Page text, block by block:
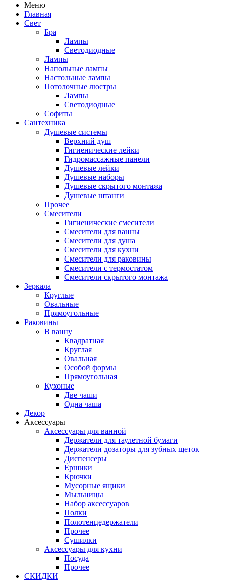
Меню
Главная
Свет
Бра
Лампы
Светодиодные
Лампы
Напольные лампы
Настольные лампы
Потолочные люстры
Лампы
Светодиодные
Софиты
Сантехника
Душевые системы
Верхний душ
Гигиенические лейки
Гидромассажные панели
Душевые лейки
Душевые наборы
Душевые скрытого монтажа
Душевые штанги
Прочее
Смесители
Гигиенические смесители
Смесители для ванны
Смесители для душа
Смесители для кухни
Смесители для раковины
Смесители с термостатом
Смесители скрытого монтажа
Зеркала
Круглые
Овальные
Прямоугольные
Раковины
В ванну
Квадратная
Круглая
Овальная
Особой формы
Прямоугольная
Кухоные
Две чаши
Одна чаша
Декор
Аксессуары
Аксессуары для ванной
Держатели для таулетной бумаги
Держатели дозаторы для зубных щеток
Диспенсеры
Ёршики
Крючки
Мусорные ящики
Мыльницы
Набор аксессуаров
Полки
Полотенцедержатели
Прочее
Сушилки
Аксессуары для кухни
Посуда
Прочее
СКИДКИ